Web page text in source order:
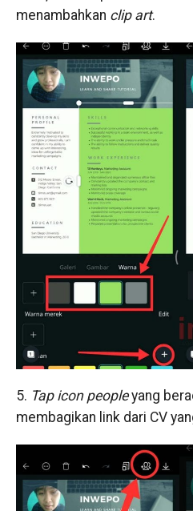
menambahkan clip art.
5. Tap icon peopleyang
membagikan link dari CV